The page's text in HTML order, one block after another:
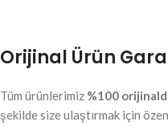
Orijinal Ürün
Tüm ürünlerimiz %100
şekilde size ulaştırmak için